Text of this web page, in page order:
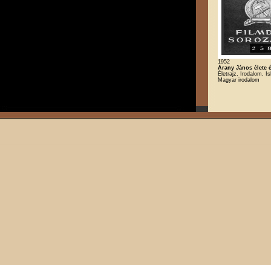
1952
Arany János élete
Életrajz, Irodalom,
Magyar irodalom